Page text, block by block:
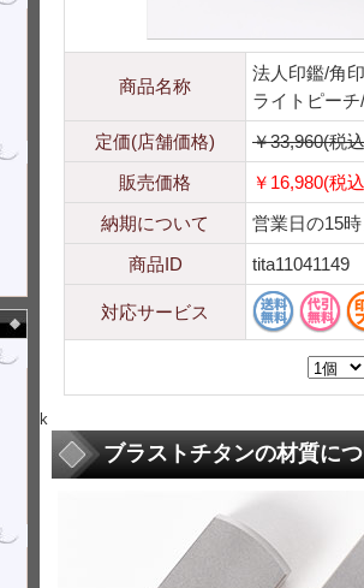
商品名称
法人印鑑/角
ライトピー
定価(店舗価格)
￥33,960(税
販売価格
￥16,980(税
納期について
営業日の15
商品ID
tita11041149
対応サービス
k
ブラストチタンの材質に